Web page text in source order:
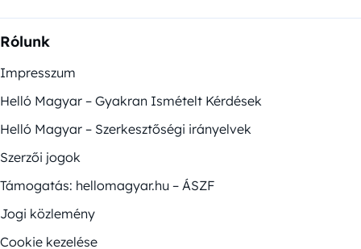
Rólunk
Impresszum
Helló Magyar – Gyakran Ismételt Kérdések
Helló Magyar – Szerkesztőségi irányelvek
Szerzői jogok
Támogatás: hellomagyar.hu – ÁSZF
Jogi közlemény
Cookie kezelése